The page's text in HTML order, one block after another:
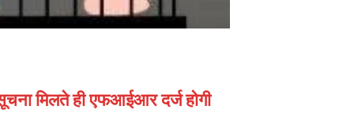
मिलते ही एफआईआर दर्ज होगी